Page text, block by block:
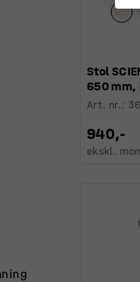
Stol
650
Art. nr.:
940,-
ekskl.